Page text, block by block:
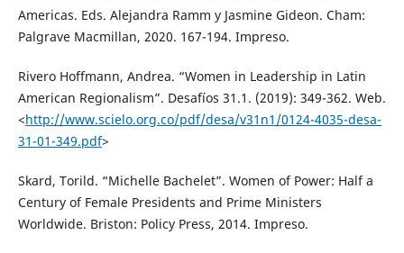
Americas. Eds. Alejandra Ramm y Jasmine Gideon. Cham:
Palgrave Macmillan, 2020. 167-194. Impreso.
Rivero Hoffmann, Andrea. “Women in Leadership in Latin
American Regionalism”. Desafíos 31.1. (2019): 349-362. Web.
<http://www.scielo.org.co/pdf/desa/v31n1/0124-4035-desa-
31-01-349.pdf>
Skard, Torild. “Michelle Bachelet”. Women of Power: Half a
Century of Female Presidents and Prime Ministers
Worldwide. Briston: Policy Press, 2014. Impreso.